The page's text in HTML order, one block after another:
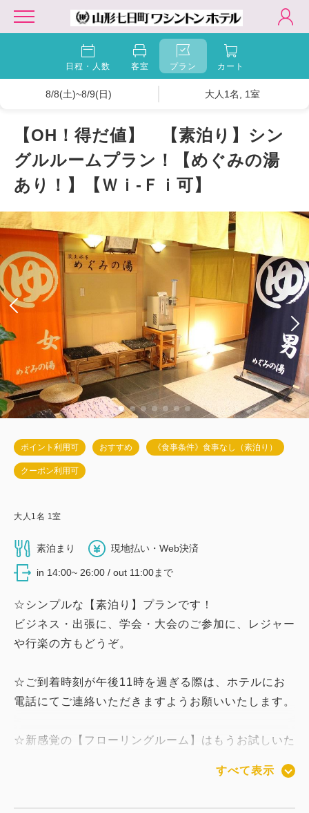
日程・人数 客室 プラン カート
8/8(土)~8/9(日) 大人1名, 1室
【OH！得だ値】 【素泊り】シン
グルルームプラン！【めぐみの湯
あり！】【Ｗｉ-Ｆｉ可】
ポイント利用可 おすすめ 《食事条件》食事なし（素泊り）
クーポン利用可
大人 1 名 1 室
素泊まり 現地払い・Web決済
in 14:00~ 26:00 / out 11:00まで
☆シンプルな【素泊り】プランです！
ビジネス・出張に、学会・大会のご参加に、レジャー
や行楽の方もどうぞ。
☆ご到着時刻が午後11時を過ぎる際は、ホテルにお
電話にてご連絡いただきますようお願いいたします。
☆新感覚の【フローリングルーム】はもうお試しいた
スリッパも脱いでリラックス感◎ このプランにはフ
すべて表示